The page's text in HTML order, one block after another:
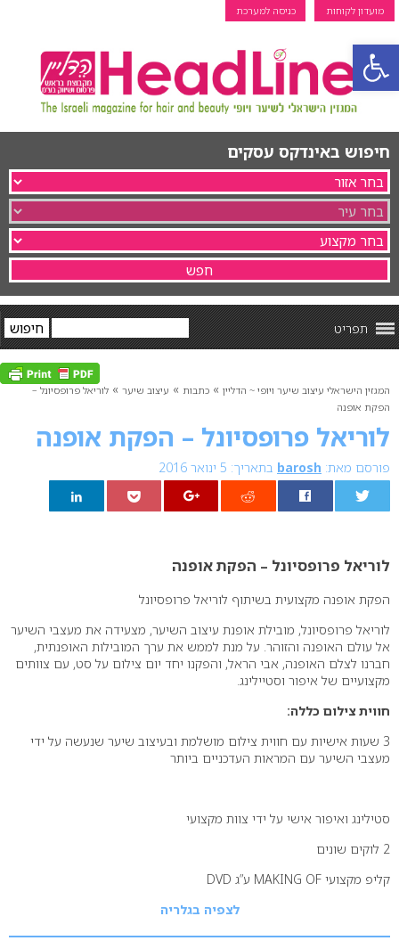
פתח סרגל נגישות
מועדון לקוחות כניסה למערכת
חיפוש באינדקס עסקים
תפריט
המגזין הישראלי עיצוב שיער ויופי ~ הדליין » כתבות » עיצוב שיער » לוריאל פרופסיונל –
הפקת אופנה
לוריאל פרופסיונל – הפקת אופנה
פורסם מאת: barosh בתאריך: 5 ינואר 2016
לוריאל פרופסיונל – הפקת אופנה
הפקת אופנה מקצועית בשיתוף לוריאל פרופסיונל
לוריאל פרופסיונל, מובילת אופנת עיצוב השיער, מצעידה את מעצבי השיער
אל עולם האופנה והזוהר. על מנת לממש את ערך המובילות האופנתית,
חברנו לצלם האופנה, אבי הראל, והפקנו יחד יום צילום על סט, עם צוותים
מקצועיים של איפור וסטיילינג.
חווית צילום כללה:
3 שעות אישיות עם חווית צילום מושלמת ובעיצוב שיער שנעשה על ידי
מעצבי השיער עם המראות העדכניים ביותר
סטילינג ואיפור אישי על ידי צוות מקצועי
2 לוקים שונים
קליפ מקצועי MAKING OF ע”ג DVD
לצפיה בגלריה